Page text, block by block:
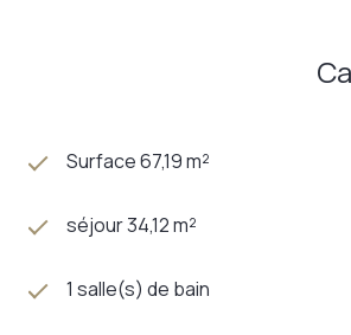
Les informations sur les risques
Surface 67,19 m²
séjour 34,12 m²
1 salle(s) de bain